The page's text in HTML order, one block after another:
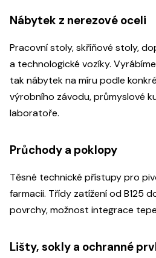
Nábytek z nerezové oceli
Pracovní stoly, skříňové stoly,
a technologické vozíky.
tak nábytek na míru podle
výrobního závodu, průmyslové
laboratoře.
Průchody a poklopy
Těsné technické přístupy pro
farmacii. Třídy zatížení od B125
povrchy, možnost integrace
Lišty, sokly a ochranné